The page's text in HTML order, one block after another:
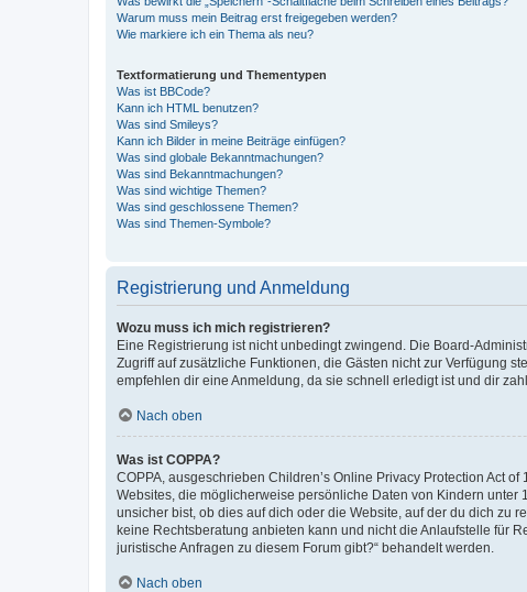
Warum muss mein Beitrag erst freigegeben werden?
Wie markiere ich ein Thema als neu?
Textformatierung und Thementypen
Was ist BBCode?
Kann ich HTML benutzen?
Was sind Smileys?
Kann ich Bilder in meine Beiträge einfügen?
Was sind globale Bekanntmachungen?
Was sind Bekanntmachungen?
Was sind wichtige Themen?
Was sind geschlossene Themen?
Was sind Themen-Symbole?
Registrierung und Anmeldung
Wozu muss ich mich registrieren?
Eine Registrierung ist nicht unbedingt zwingend. Die Board-
Zugriff auf zusätzliche Funktionen, die Gästen nicht zur Verfügung
empfehlen dir eine Anmeldung, da sie schnell erledigt ist und dir
Nach oben
Was ist COPPA?
COPPA, ausgeschrieben Children’s Online Privacy Protection Act
Websites, die möglicherweise persönliche Daten von Kindern
unsicher bist, ob dies auf dich oder die Website, auf der du dich zu
keine Rechtsberatung anbieten kann und nicht die Anlaufstelle für
juristische Anfragen zu diesem Forum gibt?“ behandelt werden.
Nach oben